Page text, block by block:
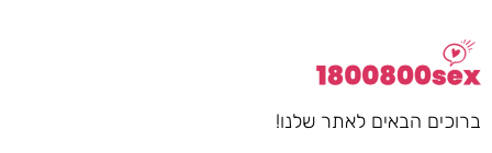
ברוכים הבאים לאתר שלנו!